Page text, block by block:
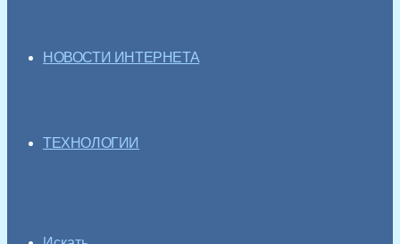
НОВОСТИ ИНТЕРНЕТА
ТЕХНОЛОГИИ